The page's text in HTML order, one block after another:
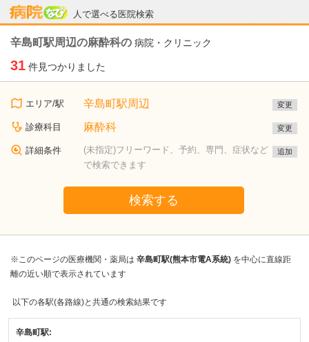
人で選べる医院検索
病院なび
辛島町駅周辺の麻酔科の 病院・クリニック
31 件見つかりました
エリア/駅 辛島町駅周辺 変更
診療科目 麻酔科 変更
詳細条件
(未指定)フリーワード、予約、専門、症状など
で検索できます
追加
検索する
※このページの医療機関・薬局は 辛島町駅(熊本市電A系統) を中心に直線距
離の近い順で表示されています
以下の各駅(各路線)と共通の検索結果です
辛島町駅: